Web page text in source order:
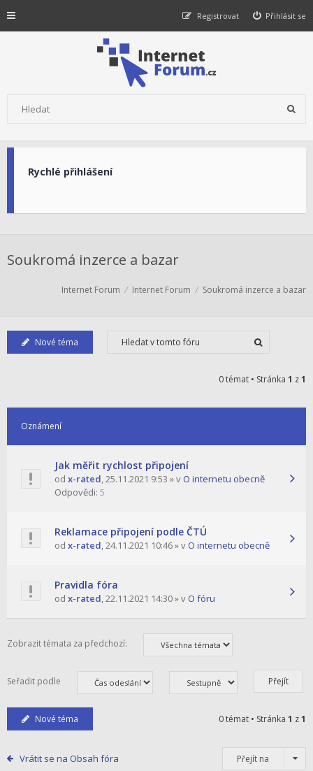
Přihlásit se
Registrovat
Rychlé přihlášení
Soukromá inzerce a bazar
Internet Forum Internet Forum Soukromá inzerce a bazar
Nové téma
0 témat • Stránka 1 z1
Oznámení
Jak měřit rychlost připojení
od x-rated,25.11.2021 9:53 » v O internetu obecně
Odpovědi: 5
Reklamace připojení podle ČTÚ
od x-rated,24.11.2021 10:46» v O internetu obecně
Pravidla fóra
od x-rated,22.11.2021 14:30» v O fóru
Zobrazit témata za předchozí:
Seřadit podle
Nové téma 0 témat • Stránka 1 z1
Vrátit se na Obsah fóra Přejít na